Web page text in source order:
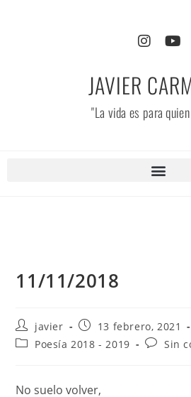
JAVIER
"La vida es para
11/11/2018
javier
13 febrero, 2021
Poesía 2018 - 2019
Sin
No suelo volver,